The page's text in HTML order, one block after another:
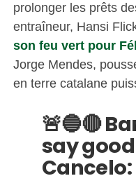
prolonger les prêts
entraîneur, Hansi
son feu vert pour
Jorge Mendes,
en terre catalane
🚨🔵🔴
say
Cancelo: